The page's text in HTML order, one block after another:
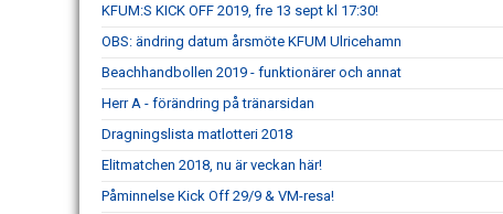
KFUM:S KICK OFF 2019, fre 13 sept kl 17:30!
OBS: ändring datum årsmöte KFUM Ulricehamn
Beachhandbollen 2019 - funktionärer och annat
Herr A - förändring på tränarsidan
Dragningslista matlotteri 2018
Elitmatchen 2018, nu är veckan här!
Påminnelse Kick Off 29/9 & VM-resa!